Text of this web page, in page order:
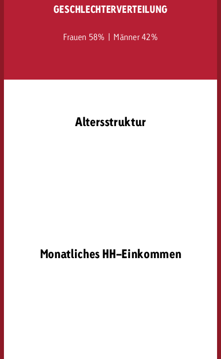
GESCHLECHTERVERTEILUNG
Frauen 58% | Männer 42%
Altersstruktur
Monatliches HH-Einkommen